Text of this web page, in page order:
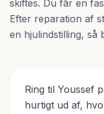
skiftes. Du får en
Efter reparation af
en hjulindstilling, så
Ring til Youssef
hurtigt ud af,